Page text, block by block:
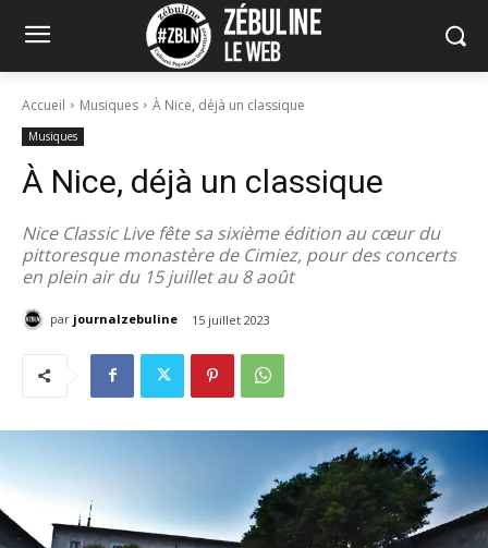
Accueil Musiques À Nice, déjà un classique
Musiques
À Nice, déjà un classique
Nice Classic Live fête sa sixième édition au cœur du
pittoresque monastère de Cimiez, pour des concerts
en plein air du 15 juillet au 8 août
par journalzebuline 15 juillet 2023